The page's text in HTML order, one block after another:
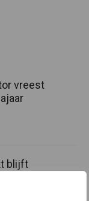
vreest
blijft